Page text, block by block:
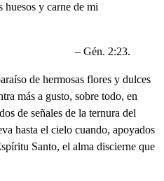
huesos y carne de mi
– Gén. 2:23.
de hermosas flores y dulces
más a gusto, sobre todo, en
de señales de la ternura del
hasta el cielo cuando, apoyados
Santo, el alma discierne que